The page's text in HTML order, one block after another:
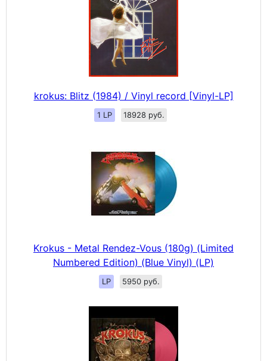
krokus: Blitz (1984) / Vinyl record [Vinyl-LP]
1 LP 18928 руб.
Krokus - Metal Rendez-Vous (180g) (Limited
Numbered Edition) (Blue Vinyl) (LP)
LP 5950 руб.